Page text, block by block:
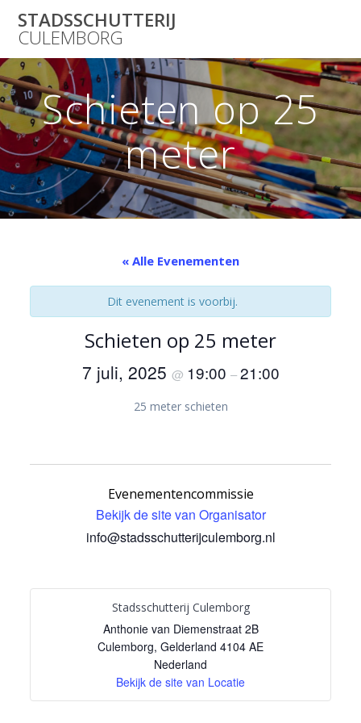
STADSSCHUTTERIJ
CULEMBORG
Schieten op 25
meter
« Alle Evenementen
Dit evenement is voorbij.
Schieten op 25 meter
7 juli, 2025 @ 19:00 –21:00
25 meter schieten
Evenementencommissie
Bekijk de site van Organisator
info@stadsschutterijculemborg.nl
Stadsschutterij Culemborg
Anthonie van Diemenstraat 2B
Culemborg, Gelderland 4104 AE
Nederland
Bekijk de site van Locatie